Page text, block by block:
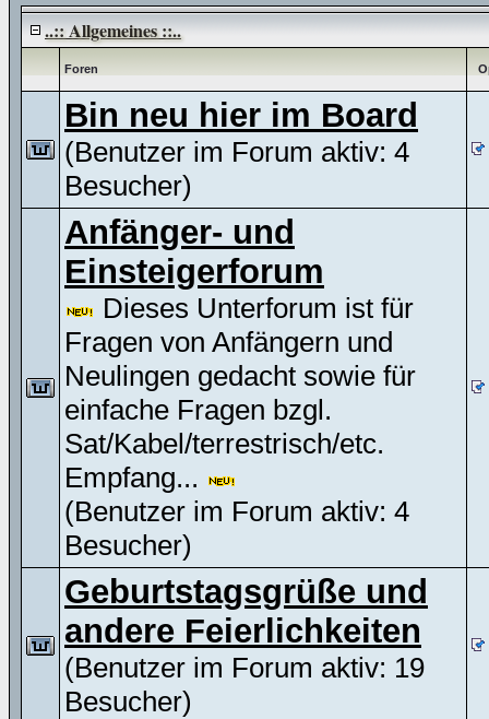
..:: Allgemeines ::..
Foren
Bin neu hier im Board
(Benutzer im Forum aktiv: 4
Besucher)
Anfänger- und
Einsteigerforum
Dieses Unterforum ist für
Fragen von Anfängern und
Neulingen gedacht sowie für
einfache Fragen bzgl.
Sat/Kabel/terrestrisch/etc.
Empfang...
(Benutzer im Forum aktiv: 4
Besucher)
Geburtstagsgrüße und
andere Feierlichkeiten
(Benutzer im Forum aktiv: 19
Besucher)